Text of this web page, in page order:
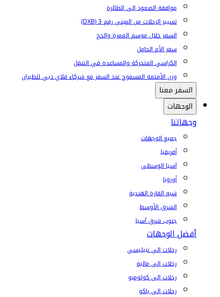
موافقة الصعود إلى الطائرة
تسيير الرحلات من المبنى رقم 3 (DXB)
السفر خلال موسم العمرة والحج
سفر الأم الحامل
الكراسي المتحركة والمساعدة في التنقل
وزن الأمتعة المسموح عند السفر مع شركاء فلاي دبي للطيران
السفر معنا
الوجهات
وجهاتنا
جميع الوجهات
أفريقيا
آسيا الوسطى
أوروبا
شبه القارة الهندية
الشرق الأوسط
جنوب شرق آسيا
أفضل الوجهات
رحلات إلى تبيليسي
رحلات إلى ماليه
رحلات إلى كولومبو
رحلات إلى باكو